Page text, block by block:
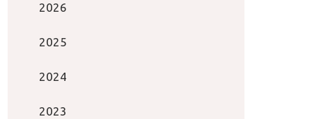
2026
2025
2024
2023